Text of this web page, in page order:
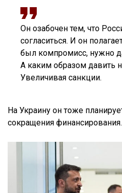
Он озабочен тем, что
согласиться. И он
был компромисс, нужно
А каким образом давить
Увеличивая санкции.
На Украину он тоже
сокращения финансирования.